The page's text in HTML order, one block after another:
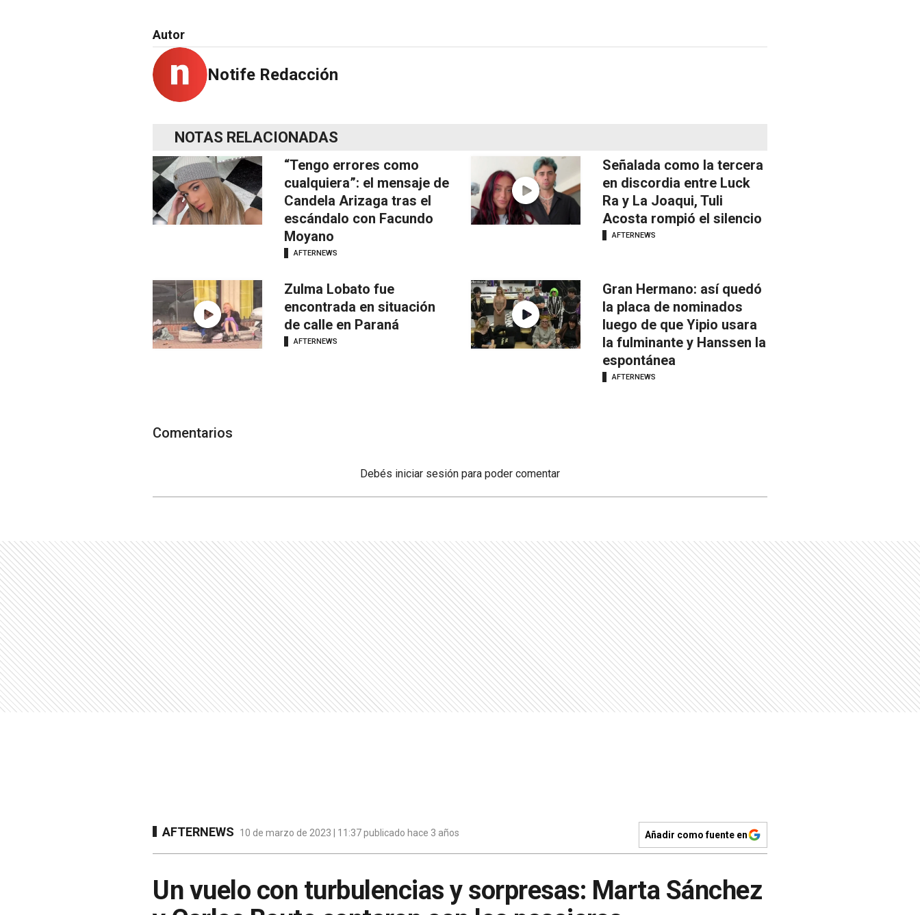
Autor
Notife Redacción
NOTAS RELACIONADAS
“Tengo errores como
cualquiera”: el mensaje de
Candela Arizaga tras el
escándalo con Facundo
Moyano
AFTERNEWS
Señalada como la tercera
en discordia entre Luck
Ra y La Joaqui, Tuli
Acosta rompió el silencio
AFTERNEWS
Zulma Lobato fue
encontrada en situación
de calle en Paraná
AFTERNEWS
Gran Hermano: así quedó
la placa de nominados
luego de que Yipio usara
la fulminante y Hanssen la
espontánea
AFTERNEWS
Comentarios
Debés iniciar sesión para poder comentar
AFTERNEWS 10 de marzo de 2023 | 11:37 publicado hace 3 años Añadir como fuente en
Un vuelo con turbulencias y sorpresas: Marta Sánchez